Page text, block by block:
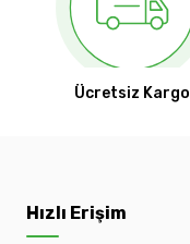
Ücretsiz Kargo
Hızlı Erişim